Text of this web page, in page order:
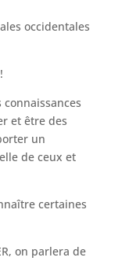
occidentales
et être des
un
de ceux et
certaines
on parlera de